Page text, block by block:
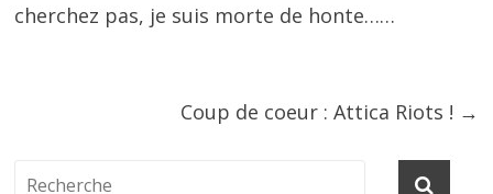
cherchez pas, je suis morte de honte……
Coup de coeur : Attica Riots ! →